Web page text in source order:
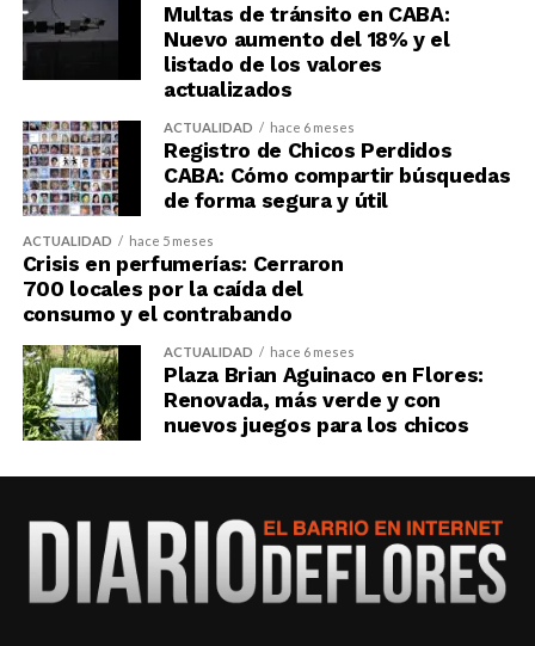
Multas de tránsito en CABA:
Nuevo aumento del 18% y el
listado de los valores
actualizados
ACTUALIDAD hace 6 meses
Registro de Chicos Perdidos
CABA: Cómo compartir búsquedas
de forma segura y útil
ACTUALIDAD hace 5 meses
Crisis en perfumerías: Cerraron
700 locales por la caída del
consumo y el contrabando
ACTUALIDAD hace 6 meses
Plaza Brian Aguinaco en Flores:
Renovada, más verde y con
nuevos juegos para los chicos